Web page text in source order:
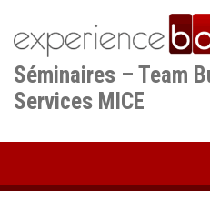
contenu
principal
Séminaires – Team
Services MICE